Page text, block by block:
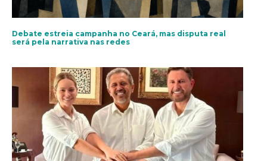
Debate estreia campanha no Ceará, mas disputa real
será pela narrativa nas redes